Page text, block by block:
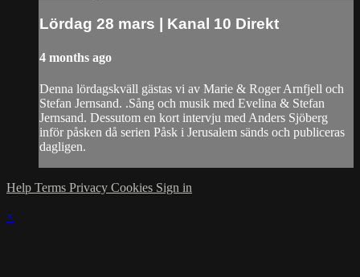
Lördag 28 mars | Kanal 10 Direkt
4 months ago
Denna lördagskväll gästas vi av Marie & Roger Arnfjell och
Stefan Jernsand. .Sång och musik med Evelina & Stefan
Jernsand. Dessutom en kort intervju med Anders Sjöberg
inför påsken då serien Påsk i Jerusalem sänds och publiceras
dagligen.
Help Terms Privacy Cookies Sign in
×